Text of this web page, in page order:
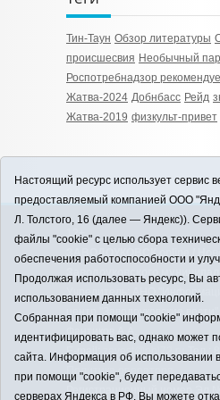
Тин-Таун Обзор литературы
происшесвия Необычный
Роспотребнадзор
Жатва-2024 Добнбасс Рейд
Жатва-2019 физкульт-привет
12+
ЗАВОДОУКОВСК online /
Заводоуковского
Учредитель: АНО
центр "Заводоуковские
E-mail:
zavest@obl72.ru
Тел.:
Политика оператора
Регистрационный номер Эл
Настоящий ресурс использует сервис
предоставляемый компанией ООО
Л. Толстого, 16 (далее — Яндекс)).
файлы "cookie" с целью сбора
обеспечения работоспособности и
Продолжая использовать ресурс, Вы
использованием данных технологий.
Собранная при помощи "cookie"
идентифицировать вас, однако может
сайта. Информация об использовании
при помощи "cookie", будет
серверах Яндекса в РФ. Вы можете